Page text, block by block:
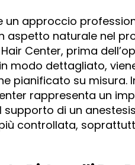
un approccio
aspetto naturale nel
Center, prima
modo dettagliato,
pianificato su misura.
rappresenta un
supporto di un
controllata,